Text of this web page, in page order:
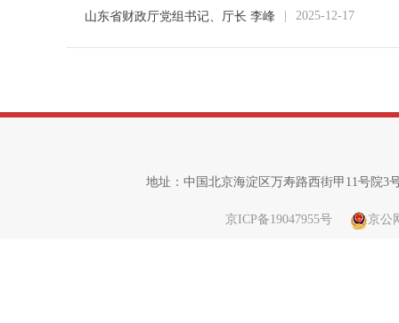
山东省财政厅党组书记、厅长 李峰 2025-12-17
地址：中国北京海淀区万寿路西街甲11号院
京ICP备19047955号 京公